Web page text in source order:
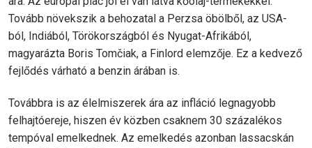
Tovább növekszik a behozatal a Perzsa öbölből, az USA-
ból, Indiából, Törökországból és Nyugat-Afrikából,
magyarázta Boris Tomčiak, a Finlord elemzője. Ez a kedvező
fejlődés várható a benzin árában is.
Továbbra is az élelmiszerek ára az infláció legnagyobb
felhajtóereje, hiszen év közben csaknem 30 százalékos
tempóval emelkednek. Az emelkedés azonban lassacskán